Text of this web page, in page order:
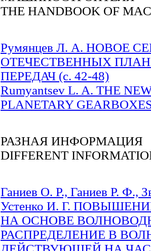
THE HANDBOOK OF
Румянцев Л. А. НОВОЕ
ОТЕЧЕСТВЕННЫХ
ПЕРЕДАЧ (c. 42-48)
Rumyantsev L. A. THE
PLANETARY
РАЗНАЯ ИНФОРМАЦИЯ
DIFFERENT
Ганиев О. Р., Ганиев Р. Ф.,
Устенко И. Г.
НА ОСНОВЕ
РАСПРЕДЕЛЕНИЕ В